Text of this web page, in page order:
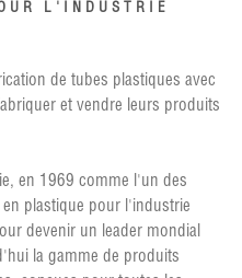
L'INDUSTRIE
de tubes plastiques avec
et vendre leurs produits
en 1969 comme l'un des
plastique pour l'industrie
devenir un leader mondial
la gamme de produits